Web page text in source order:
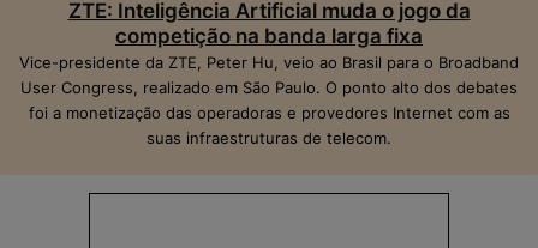
ZTE: Inteligência Artificial muda o jogo da
competição na banda larga fixa
Vice-presidente da ZTE, Peter Hu, veio ao Brasil para o Broadband
User Congress, realizado em São Paulo. O ponto alto dos debates
foi a monetização das operadoras e provedores Internet com as
suas infraestruturas de telecom.